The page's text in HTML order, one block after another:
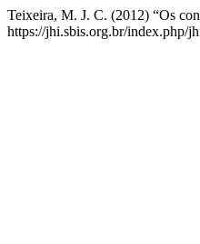
Teixeira, M. J. C. (2012) “Os
https://jhi.sbis.org.br/index.php/